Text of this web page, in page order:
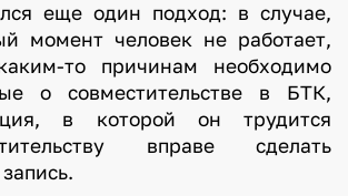
еще один подход: в случае,
момент человек не работает,
то причинам необходимо
о совместительстве в БТК,
в которой он трудится
вправе сделать